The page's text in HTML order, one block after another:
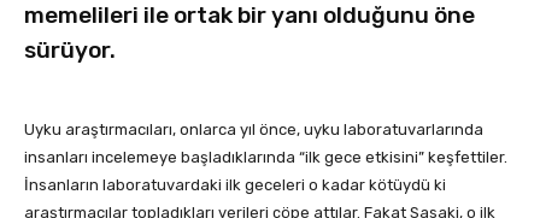
memelileri ile ortak bir yanı olduğunu öne
sürüyor.
Uyku araştırmacıları, onlarca yıl önce, uyku laboratuvarlarında
insanları incelemeye başladıklarında “ilk gece etkisini” keşfettiler.
İnsanların laboratuvardaki ilk geceleri o kadar kötüydü ki
araştırmacılar topladıkları verileri çöpe attılar. Fakat Sasaki, o ilk